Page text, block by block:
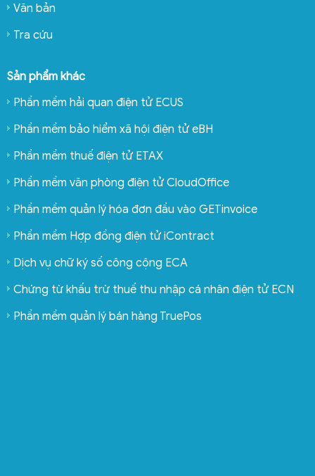
Văn bản
Tra cứu
Sản phẩm khác
Phần mềm hải quan điện tử ECUS
Phần mềm bảo hiểm xã hội điện tử eBH
Phần mềm thuế điện tử ETAX
Phần mềm văn phòng điện tử CloudOffice
Phần mềm quản lý hóa đơn đầu vào GETinvoice
Phần mềm Hợp đồng điện tử iContract
Dịch vụ chữ ký số công cộng ECA
Chứng từ khấu trừ thuế thu nhập cá nhân điện tử ECN
Phần mềm quản lý bán hàng TruePos